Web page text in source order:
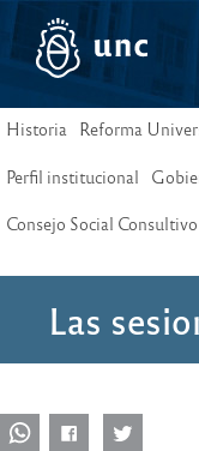
Pasar
contenido
Historia Reforma
Perfil institucional
Consejo Social Consultivo
Las